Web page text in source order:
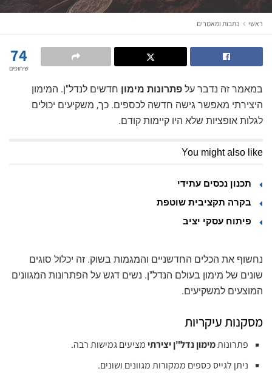
ראשי כתבות ומאמרים
74
שיתופים
במאמר זה נדבר על פתרונות מימון חדשים לנדל"ן. המימון
היצירתי מאפשר גישה חדשה לכספים. כך, משקיעים יכולים
לגלות אופציות שלא היו קיימות קודם.
You might also like
תכנון נכסים עתידי
בקרה תקציבית שוטפת
פיתוח עסקי יציב
נחשוף את הכלים החדשניים והמגמות בשוק. זה יכלול סוגים
שונים של מימון בעולם הנדל"ן. נשים דגש על הפתרונות המגוונים
המוצעים למשקיעים.
מסקנות עיקריות
פתרונותמימון נדל"ן יצירתימציעים גמישות רבה.
ניתן לגייס כספים ממקורות מגוונים ושונים.